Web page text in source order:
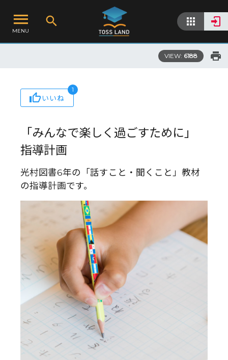
MENU
VIEW: 6188
いいね
1
「みんなで楽しく過ごすために」
指導計画
光村図書6年の「話すこと・聞くこと」教材
の指導計画です。